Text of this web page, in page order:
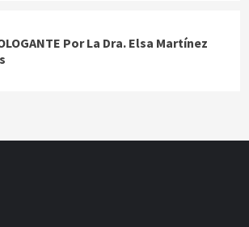
Por La Dra. Elsa Martínez